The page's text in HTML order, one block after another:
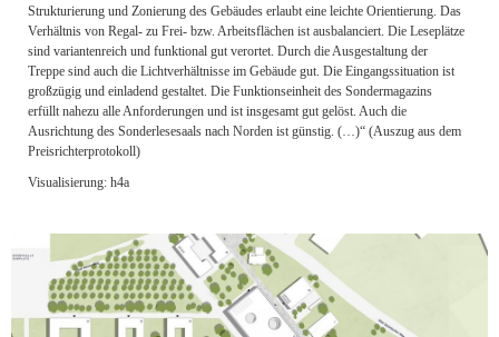
Strukturierung und Zonierung des Gebäudes erlaubt eine leichte Orientierung. Das
Verhältnis von Regal- zu Frei- bzw. Arbeitsflächen ist ausbalanciert. Die Leseplätze
sind variantenreich und funktional gut verortet. Durch die Ausgestaltung der
Treppe sind auch die Lichtverhältnisse im Gebäude gut. Die Eingangssituation ist
großzügig und einladend gestaltet. Die Funktionseinheit des Sondermagazins
erfüllt nahezu alle Anforderungen und ist insgesamt gut gelöst. Auch die
Ausrichtung des Sonderlesesaals nach Norden ist günstig. (…)“ (Auszug aus dem
Preisrichterprotokoll)
Visualisierung: h4a